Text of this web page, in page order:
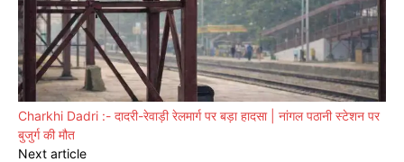
Charkhi Dadri :- दादरी-रेवाड़ी रेलमार्ग पर बड़ा हादसा | नांगल पठानी स्टेशन पर
बुजुर्ग की मौत
Next article